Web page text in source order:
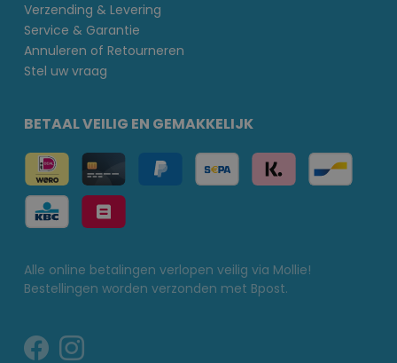
Verzending & Levering
Service & Garantie
Annuleren of Retourneren
Stel uw vraag
BETAAL VEILIG EN GEMAKKELIJK
Alle online betalingen verlopen veilig via Mollie!
Bestellingen worden verzonden met Bpost.